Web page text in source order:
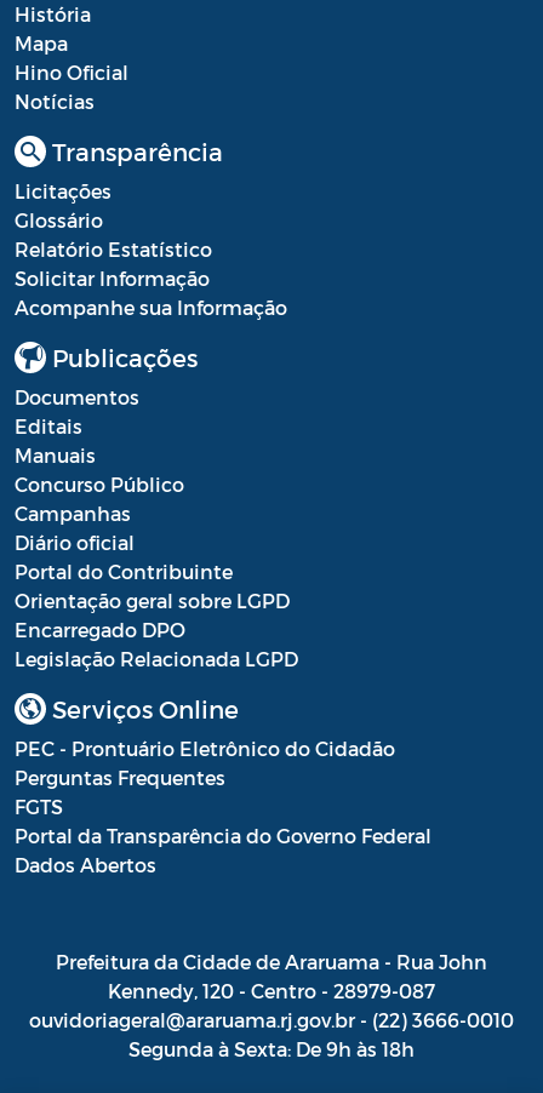
História
Mapa
Hino Oficial
Notícias
Transparência
Licitações
Glossário
Relatório Estatístico
Solicitar Informação
Acompanhe sua Informação
Publicações
Documentos
Editais
Manuais
Concurso Público
Campanhas
Diário oficial
Portal do Contribuinte
Orientação geral sobre LGPD
Encarregado DPO
Legislação Relacionada LGPD
Serviços Online
PEC - Prontuário Eletrônico do Cidadão
Perguntas Frequentes
FGTS
Portal da Transparência do Governo Federal
Dados Abertos
Prefeitura da Cidade de Araruama - Rua John
Kennedy, 120 - Centro - 28979-087
ouvidoriageral@araruama.rj.gov.br - (22) 3666-0010
Segunda à Sexta: De 9h às 18h